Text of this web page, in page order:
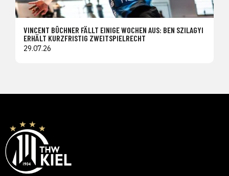
VINCENT BÜCHNER FÄLLT EINIGE WOCHEN AUS: BEN SZILAGYI
ERHÄLT KURZFRISTIG ZWEITSPIELRECHT
29.07.26